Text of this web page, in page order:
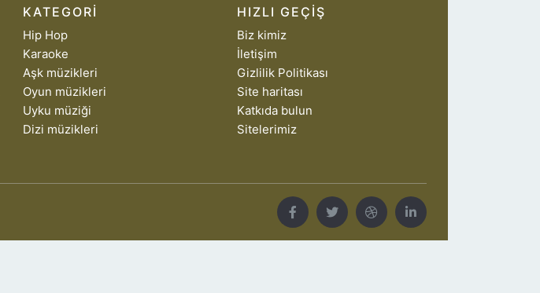
KATEGORI
Hip Hop
Karaoke
Aşk müzikleri
Oyun müzikleri
Uyku müziği
Dizi müzikleri
HIZLI GEÇIŞ
Biz kimiz
İletişim
Gizlilik Politikası
Site haritası
Katkıda bulun
Sitelerimiz